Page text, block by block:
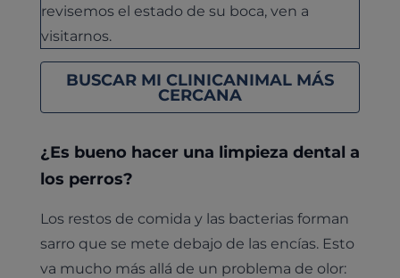
revisemos el estado de su boca, ven a
visitarnos.
BUSCAR MI CLINICANIMAL MÁS
CERCANA
¿Es bueno hacer una limpieza dental a
los perros?
Los restos de comida y las bacterias forman
sarro que se mete debajo de las encías. Esto
va mucho más allá de un problema de olor: